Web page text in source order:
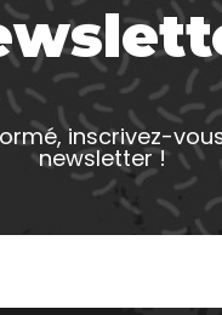
inscrivez-
newsletter !